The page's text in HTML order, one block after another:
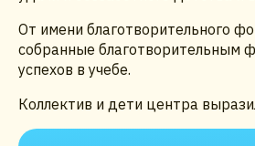
От имени благотворительного
собранные благотворительным
успехов в учебе.
Коллектив и дети центра